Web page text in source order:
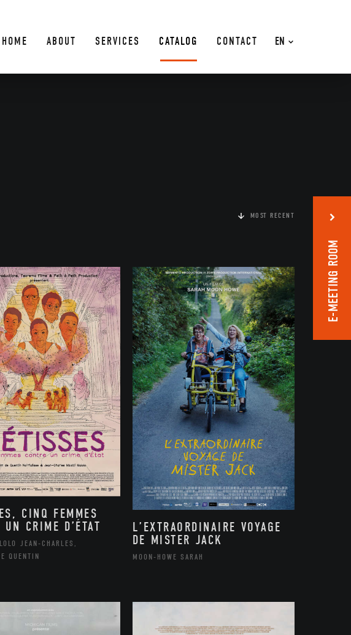
EN
HOME ABOUT SERVICES CATALOG CONTACT
MOST RECENT
CINQ FEMMES
UN CRIME D’ÉTAT
JEAN-CHARLES,
QUENTIN
L’EXTRAORDINAIRE VOYAGE
DE MISTER JACK
MOON-HOWE SARAH
E-MEETING ROOM